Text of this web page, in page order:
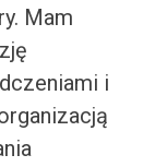
Mam
i